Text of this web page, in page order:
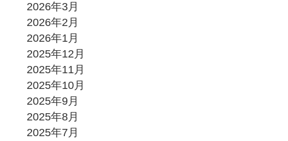
2026年3月
2026年2月
2026年1月
2025年12月
2025年11月
2025年10月
2025年9月
2025年8月
2025年7月